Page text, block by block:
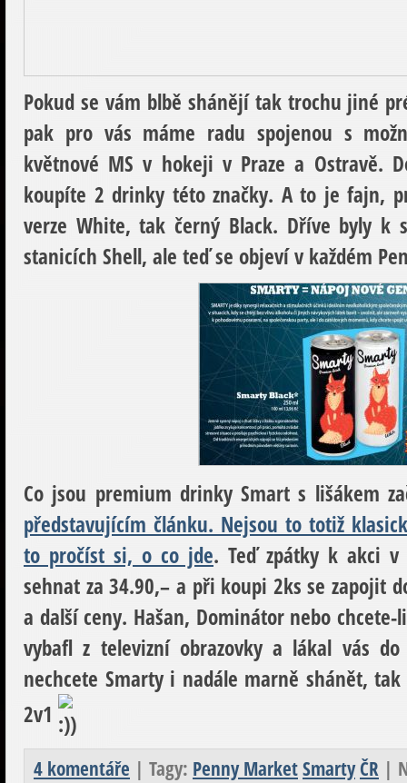
Pokud se vám blbě shánějí tak trochu jiné
pak pro vás máme radu spojenou s
květnové MS v hokeji v Praze a Ostravě.
koupíte 2 drinky této značky. A to je fajn,
verze White, tak černý Black. Dříve byly k
stanicích Shell, ale teď se objeví v každém
Co jsou premium drinky Smart s lišákem
představujícím článku. Nejsou to totiž
to pročíst si, o co jde. Teď zpátky k akci v
sehnat za 34.90,– a při koupi 2ks se zapojit
a další ceny. Hašan, Dominátor nebo
vybafl z televizní obrazovky a lákal vás
nechcete Smarty i nadále marně shánět,
2v1
4 komentáře | Tagy: Penny MarketSmartyČR |